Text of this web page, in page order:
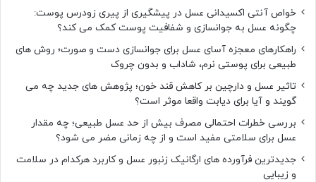
خواص آنتی اکسیدانی عسل در پیشگیری از پیری زودرس پوست:
چگونه عسل به جوانسازی و شفافیت پوست کمک می کند؟
راهکارهای معجزه آسای عسل برای جوانسازی دست و صورت؛ روش های
طبیعی برای پوستی نرم، شاداب و بدون چروک
تاثیر عسل و دارچین بر کاهش قند خون؛ پژوهش های جدید چه می
گویند و آیا برای دیابت واقعا موثر است؟
بررسی خطرات احتمالی مصرف بیش از حد عسل طبیعی؛ چه مقدار
عسل برای سلامتی مفید است و از چه زمانی مضر می شود؟
جدیدترین فرآورده های ارگانیک زنبور عسل و کاربرد هرکدام در سلامت
و زیبایی